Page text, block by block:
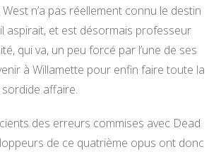
n’a pas réellement connu le destin
aspirait, et est désormais professeur
qui va, un peu forcé par l’une de ses
à Willamette pour enfin faire toute la
affaire.
des erreurs commises avec Dead
de ce quatrième opus ont donc